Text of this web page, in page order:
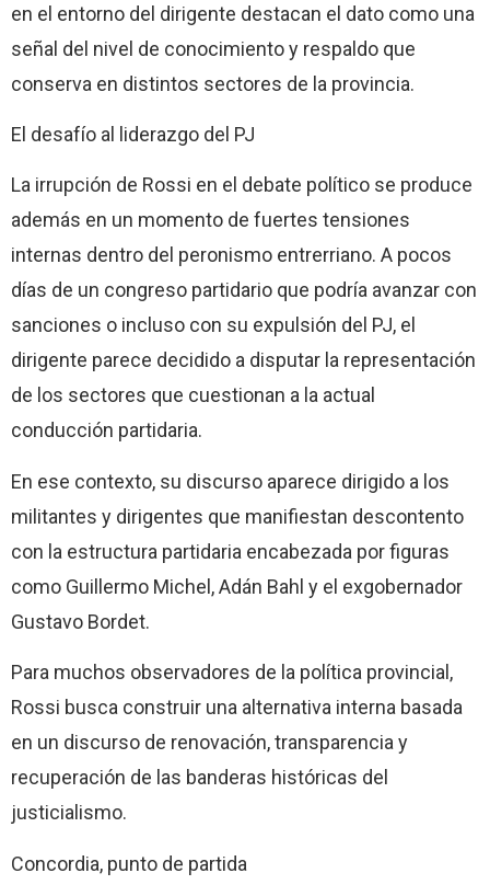
en el entorno del dirigente destacan el dato como una
señal del nivel de conocimiento y respaldo que
conserva en distintos sectores de la provincia.
El desafío al liderazgo del PJ
La irrupción de Rossi en el debate político se produce
además en un momento de fuertes tensiones
internas dentro del peronismo entrerriano. A pocos
días de un congreso partidario que podría avanzar con
sanciones o incluso con su expulsión del PJ, el
dirigente parece decidido a disputar la representación
de los sectores que cuestionan a la actual
conducción partidaria.
En ese contexto, su discurso aparece dirigido a los
militantes y dirigentes que manifiestan descontento
con la estructura partidaria encabezada por figuras
como Guillermo Michel, Adán Bahl y el exgobernador
Gustavo Bordet.
Para muchos observadores de la política provincial,
Rossi busca construir una alternativa interna basada
en un discurso de renovación, transparencia y
recuperación de las banderas históricas del
justicialismo.
Concordia, punto de partida